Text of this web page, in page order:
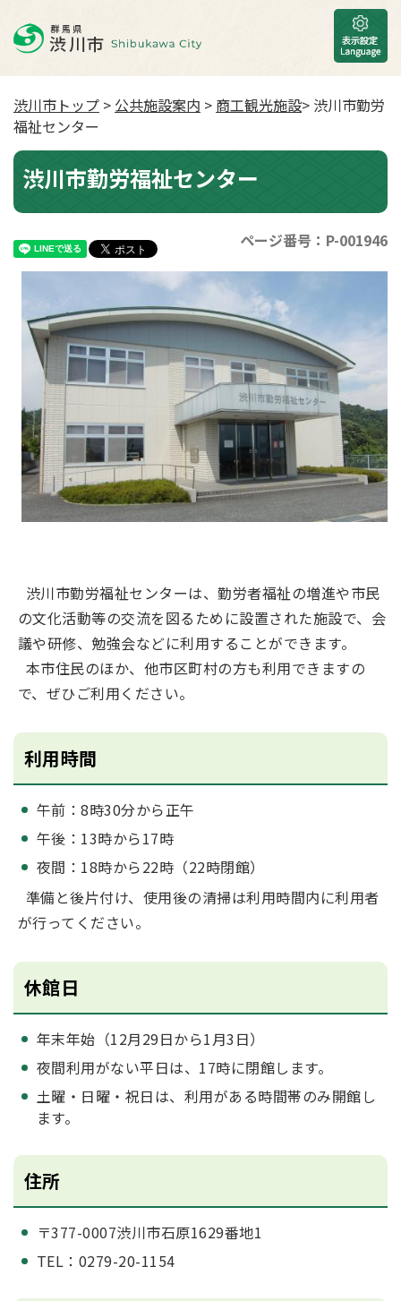
渋川市トップ > 公共施設案内 > 商工観光施設> 渋川市勤労
福祉センター
渋川市勤労福祉センター
ページ番号：P-001946
渋川市勤労福祉センターは、勤労者福祉の増進や市民
の文化活動等の交流を図るために設置された施設で、会
議や研修、勉強会などに利用することができます。
本市住民のほか、他市区町村の方も利用できますの
で、ぜひご利用ください。
利用時間
午前：8時30分から正午
午後：13時から17時
夜間：18時から22時（22時閉館）
準備と後片付け、使用後の清掃は利用時間内に利用者
が行ってください。
休館日
年末年始（12月29日から1月3日）
夜間利用がない平日は、17時に閉館します。
土曜・日曜・祝日は、利用がある時間帯のみ開館し
ます。
住所
〒377-0007渋川市石原1629番地1
TEL：0279-20-1154